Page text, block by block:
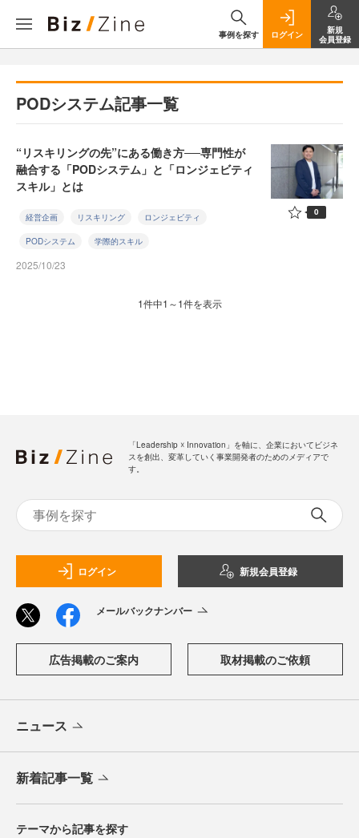
事例を探す ログイン
新規
会員登録
PODシステム記事一覧
“リスキリングの先”にある働き方──専門性が
融合する「PODシステム」と「ロンジェビティ
スキル」とは
経営企画 リスキリング ロンジェビティ
PODシステム 学際的スキル
2025/10/23
0
1件中1～1件を表示
「Leadership ☓ Innovation」を軸に、企業においてビジネ
スを創出、変革していく事業開発者のためのメディアで
す。
ログイン 新規会員登録
メールバックナンバー
広告掲載のご案内 取材掲載のご依頼
ニュース
新着記事一覧
テーマから記事を探す